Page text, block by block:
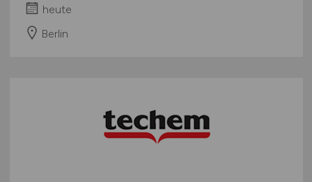
heute
Berlin